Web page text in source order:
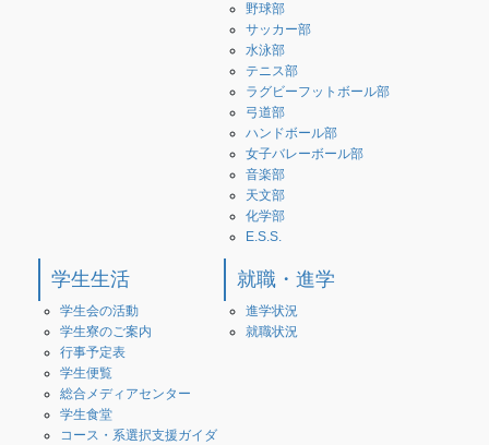
野球部
サッカー部
水泳部
テニス部
ラグビーフットボール部
弓道部
ハンドボール部
女子バレーボール部
音楽部
天文部
化学部
E.S.S.
学生生活
学生会の活動
学生寮のご案内
行事予定表
学生便覧
総合メディアセンター
学生食堂
コース・系選択支援ガイダ
就職・進学
進学状況
就職状況